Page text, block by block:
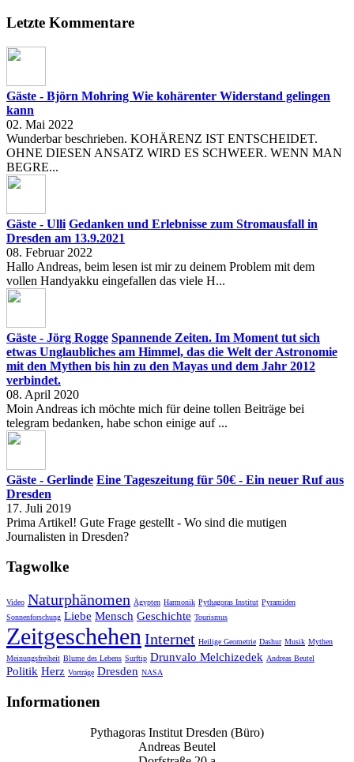
Letzte Kommentare
Gäste - Björn Mohring Wie kohärenter Widerstand gelingen
kann
02. Mai 2022
Wunderbar beschrieben. KOHÄRENZ IST ENTSCHEIDET.
OHNE DIESEN ANSATZ WIRD ES SCHWEER. WENN MAN
BEGRE...
Gäste - Ulli Gedanken und Erlebnisse zum Stromausfall in
Dresden am 13.9.2021
08. Februar 2022
Hallo Andreas, beim lesen ist mir zu deinem Problem mit dem
vollen Handyakku eingefallen das viele H...
Gäste - Jörg Rogge Spannende Zeiten. Im Moment tut sich
etwas Unglaubliches am Himmel, das die Welt der Astronomie
mit den Mythen bis hin zu den Mayas und dem Jahr 2012
verbindet.
08. April 2020
Moin Andreas ich möchte mich für deine tollen Beiträge bei
telegram bedanken, habe schon einige auf ...
Gäste - Gerlinde Eine Tageszeitung für 50€ - Ein neuer Ruf aus
Dresden
17. Juli 2019
Prima Artikel! Gute Frage gestellt - Wo sind die mutigen
Journalisten in Dresden?
Tagwolke
Video Naturphänomen Ägypten Harmonik Pythagoras Institut Pyramiden
Sonnenforschung Liebe Mensch Geschichte Tourismus
Zeitgeschehen Internet Heilige Geometrie Dashur Musik Mythen
Meinungsfreiheit Blume des Lebens Surftip Drunvalo Melchizedek Andreas Beutel
Politik Herz Vorträge Dresden NASA
Informationen
Pythagoras Institut Dresden (Büro)
Andreas Beutel